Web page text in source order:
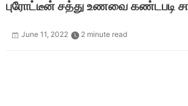
புரோட்டீன் சத்து உணவை கண்டபடி
June 11, 2022 2 minute read